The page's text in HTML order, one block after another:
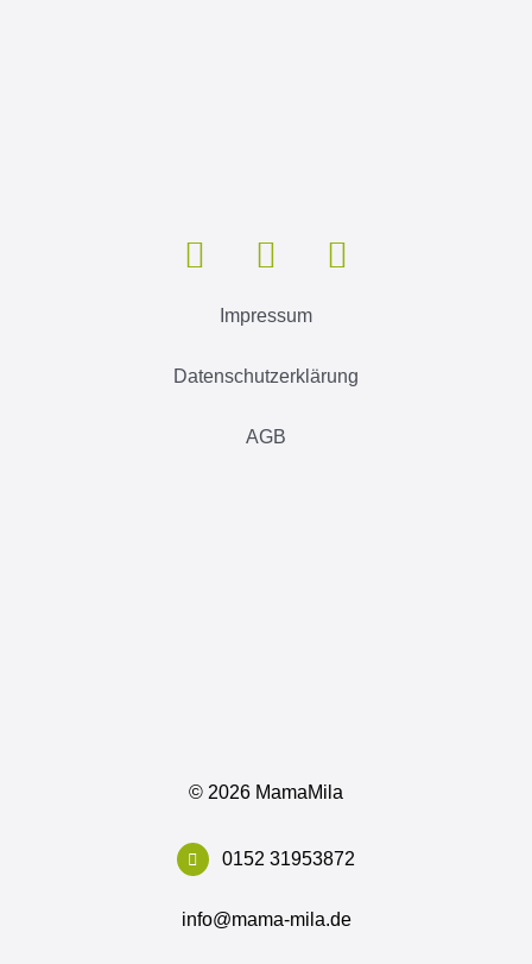
Impressum
Datenschutzerklärung
AGB
© 2026 MamaMila
0152 31953872
info@mama-mila.de